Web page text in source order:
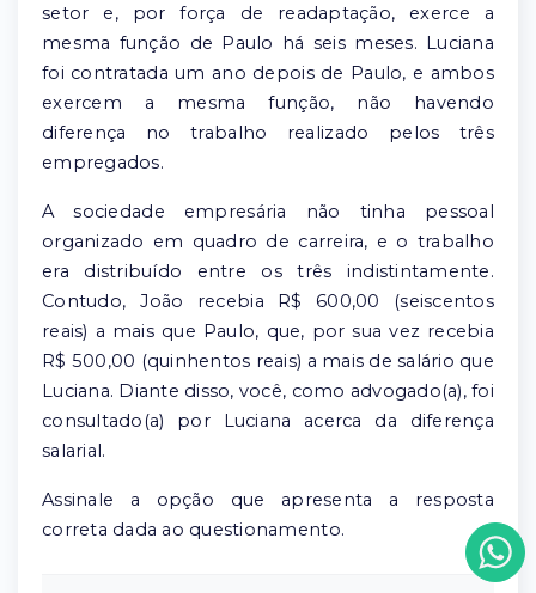
setor e, por força de readaptação, exerce a
mesma função de Paulo há seis meses. Luciana
foi contratada um ano depois de Paulo, e ambos
exercem a mesma função, não havendo
diferença no trabalho realizado pelos três
empregados.
A sociedade empresária não tinha pessoal
organizado em quadro de carreira, e o trabalho
era distribuído entre os três indistintamente.
Contudo, João recebia R$ 600,00 (seiscentos
reais) a mais que Paulo, que, por sua vez recebia
R$ 500,00 (quinhentos reais) a mais de salário que
Luciana. Diante disso, você, como advogado(a), foi
consultado(a) por Luciana acerca da diferença
salarial.
Assinale a opção que apresenta a resposta
correta dada ao questionamento.